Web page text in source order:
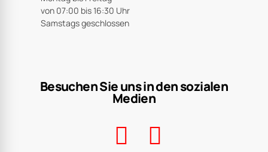
von 07:00 bis 16:30 Uhr
Samstags geschlossen
Besuchen Sie uns in den sozialen
Medien